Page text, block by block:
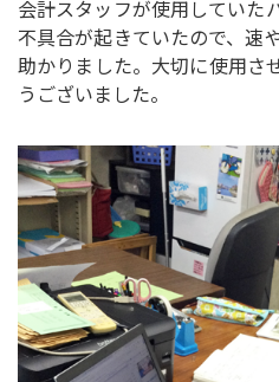
会計スタッフが使用していた
不具合が起きていたので、速
助かりました。大切に使用さ
うございました。